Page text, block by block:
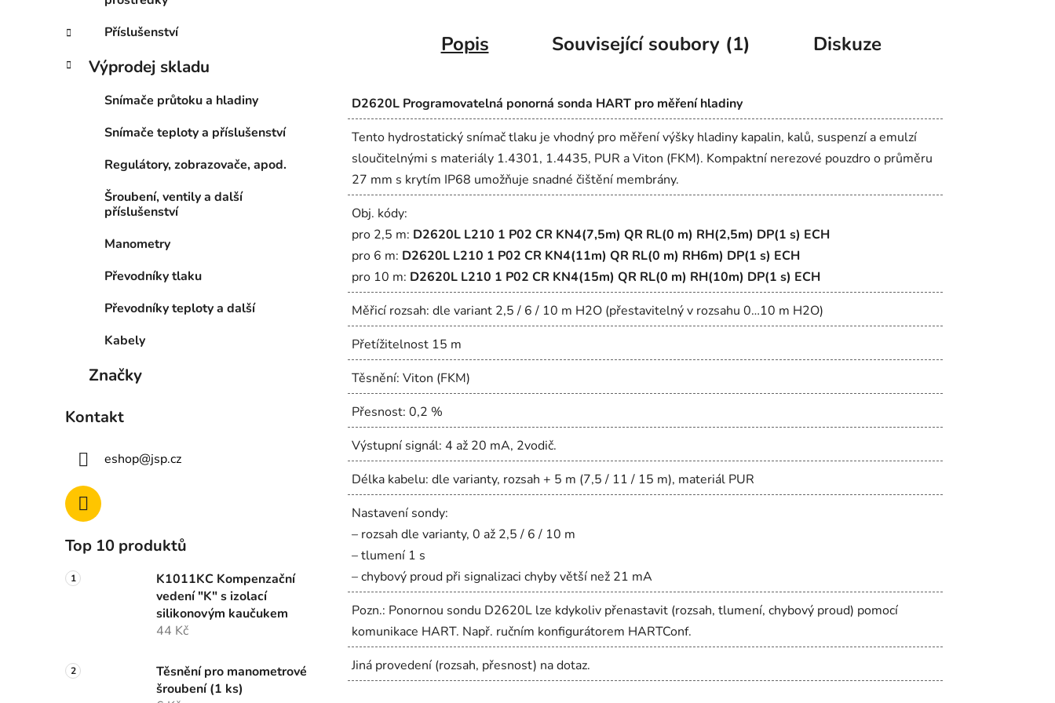
Příslušenství
Výprodej skladu
Snímače průtoku a hladiny
Snímače teploty a příslušenství
Regulátory, zobrazovače, apod.
Šroubení, ventily a další
příslušenství
Manometry
Převodníky tlaku
Převodníky teploty a další
Kabely
Značky
Kontakt
eshop@jsp.cz
Top 10 produktů
K1011KC Kompenzační
vedení "K" s izolací
silikonovým kaučukem
44 Kč
Těsnění pro manometrové
šroubení (1 ks)
Popis Související soubory (1) Diskuze
D2620L Programovatelná ponorná sonda HART pro měření hladiny
Tento hydrostatický snímač tlaku je vhodný pro měření výšky hladiny kapalin, kalů, suspenzí a emulzí
sloučitelnými s materiály 1.4301, 1.4435, PUR a Viton (FKM). Kompaktní nerezové pouzdro o průměru
27 mm s krytím IP68 umožňuje snadné čištění membrány.
Obj. kódy:
pro 2,5 m: D2620L L210 1 P02 CR KN4(7,5m) QR RL(0 m) RH(2,5m) DP(1 s) ECH
pro 6 m: D2620L L210 1 P02 CR KN4(11m) QR RL(0 m) RH6m) DP(1 s) ECH
pro 10 m: D2620L L210 1 P02 CR KN4(15m) QR RL(0 m) RH(10m) DP(1 s) ECH
Měřicí rozsah: dle variant 2,5 / 6 / 10 m H2O (přestavitelný v rozsahu 0…10 m H2O)
Přetížitelnost 15 m
Těsnění: Viton (FKM)
Přesnost: 0,2 %
Výstupní signál: 4 až 20 mA, 2vodič.
Délka kabelu: dle varianty, rozsah + 5 m (7,5 / 11 / 15 m), materiál PUR
Nastavení sondy:
– rozsah dle varianty, 0 až 2,5 / 6 / 10 m
– tlumení 1 s
– chybový proud při signalizaci chyby větší než 21 mA
Pozn.: Ponornou sondu D2620L lze kdykoliv přenastavit (rozsah, tlumení, chybový proud) pomocí
komunikace HART. Např. ručním konfigurátorem HARTConf.
Jiná provedení (rozsah, přesnost) na dotaz.